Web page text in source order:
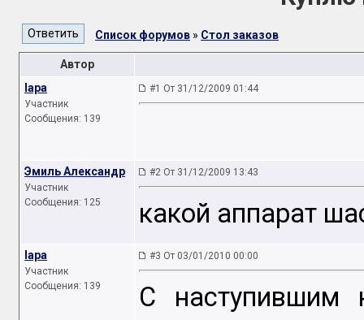
Список форумов » Стол заказов
Автор
lapa
Участник
Сообщения: 139
#1 От 31/12/2009 01:44
Эмиль Александр
Участник
Сообщения: 125
#2 От 31/12/2009 13:43
какой аппарат
lapa
Участник
Сообщения: 139
#3 От 03/01/2010 00:00
C